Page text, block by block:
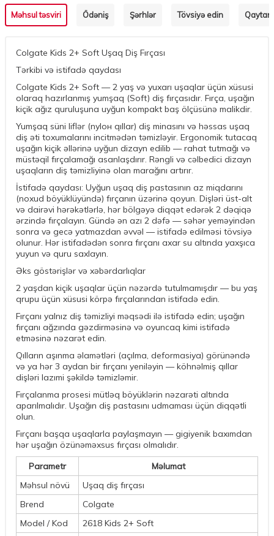
Məhsul təsviri Ödəniş Şərhlər Tövsiyə edin
Colgate Kids 2+ Soft Uşaq Diş Fırçası
Tərkibi və istifadə qaydası
Colgate Kids 2+ Soft — 2 yaş və yuxarı uşaqlar üçün xüsusi
olaraq hazırlanmış yumşaq (Soft) diş fırçasıdır. Fırça, uşağın
kiçik ağız quruluşuna uyğun kompakt baş ölçüsünə malikdir.
Yumşaq süni liflər (nylон qıllar) diş minasını və həssas uşaq
diş əti toxumalarını incitmədən təmizləyir. Ergonomik tutacaq
uşağın kiçik əllərinə uyğun dizayn edilib — rahat tutmağı və
müstəqil fırçalamağı asanlaşdırır. Rəngli və cəlbedici dizayn
uşaqların diş təmizliyinə olan marağını artırır.
İstifadə qaydası: Uyğun uşaq diş pastasının az miqdarını
(noxud böyüklüyündə) fırçanın üzərinə qoyun. Dişləri üst-alt
və dairəvi hərəkətlərlə, hər bölgəyə diqqət edərək 2 dəqiqə
ərzində fırçalayın. Gündə ən azı 2 dəfə — səhər yeməyindən
sonra və gecə yatmazdan əvvəl — istifadə edilməsi tövsiyə
olunur. Hər istifadədən sonra fırçanı axar su altında yaxşıca
yuyun və quru saxlayın.
Əks göstərişlər və xəbərdarlıqlar
2 yaşdan kiçik uşaqlar üçün nəzərdə tutulmamışdır — bu yaş
qrupu üçün xüsusi körpə fırçalarından istifadə edin.
Fırçanı yalnız diş təmizliyi məqsədi ilə istifadə edin; uşağın
fırçanı ağzında gəzdirməsinə və oyuncaq kimi istifadə
etməsinə nəzarət edin.
Qılların aşınma əlamətləri (açılma, deformasiya) görünəndə
və ya hər 3 aydan bir fırçanı yeniləyin — köhnəlmiş qıllar
dişləri lazımi şəkildə təmizləmir.
Fırçalanma prosesi mütləq böyüklərin nəzarəti altında
aparılmalıdır. Uşağın diş pastasını udmaması üçün diqqətli
olun.
Fırçanı başqa uşaqlarla paylaşmayın — gigiyenik baxımdan
hər uşağın özünəməxsus fırçası olmalıdır.
Parametr
Məlumat
Məhsul növü
Uşaq diş fırçası
Brend
Colgate
Model / Kod
2618 Kids 2+ Soft